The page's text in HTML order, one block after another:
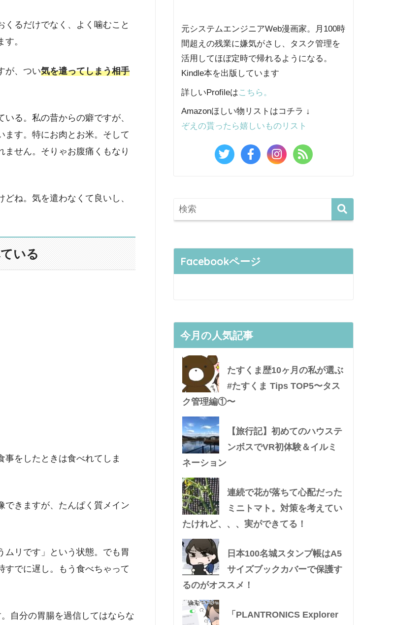
るだけでなく、よく噛むこと
。
が、つい気を遣ってしまう相手
る。私の昔からの癖ですが、
ます。特にお肉とお米。そして
せん。そりゃお腹痛くもなり
ね。気を遣わなくて良いし、
いる
をしたときは食べれてしま
できますが、たんぱく質メイン
ムリです」という状態。でも胃
すでに遅し。もう食べちゃって
自分の胃腸を過信してはならな
元システムエンジニアWeb漫画家。月100時
間超えの残業に嫌気がさし、タスク管理を
活用してほぼ定時で帰れるようになる。
Kindle本を出版しています
詳しいProfileはこちら。
Amazonほしい物リストはコチラ ↓
ぞえの貰ったら嬉しいものリスト
Facebookページ
今月の人気記事
たすくま歴10ヶ月の私が選ぶ
#たすくま Tips TOP5〜タス
ク管理編①〜
【旅行記】初めてのハウステ
ンボスでVR初体験＆イルミ
ネーション
連続で花が落ちて心配だった
ミニトマト。対策を考えてい
たけれど、、、実ができてる！
日本100名城スタンプ帳はA5
サイズブックカバーで保護す
るのがオススメ！
「PLANTRONICS Explorer